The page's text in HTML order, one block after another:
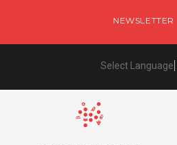
NEWSLETTER
Select Language